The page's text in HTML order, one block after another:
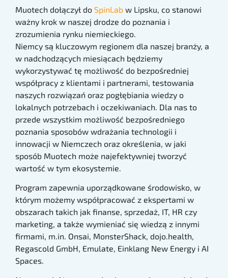
Muotech dołączył do SpinLab w Lipsku, co stanowi
ważny krok w naszej drodze do poznania i
zrozumienia rynku niemieckiego.
Niemcy są kluczowym regionem dla naszej branży, a
w nadchodzących miesiącach będziemy
wykorzystywać tę możliwość do bezpośredniej
współpracy z klientami i partnerami, testowania
naszych rozwiązań oraz pogłębiania wiedzy o
lokalnych potrzebach i oczekiwaniach. Dla nas to
przede wszystkim możliwość bezpośredniego
poznania sposobów wdrażania technologii i
innowacji w Niemczech oraz określenia, w jaki
sposób Muotech może najefektywniej tworzyć
wartość w tym ekosystemie.
Program zapewnia uporządkowane środowisko, w
którym możemy współpracować z ekspertami w
obszarach takich jak finanse, sprzedaż, IT, HR czy
marketing, a także wymieniać się wiedzą z innymi
firmami, m.in. Onsai, MonsterShack, dojo.health,
Regascold GmbH, Emulate, Einklang New Energy i AI
Spaces.